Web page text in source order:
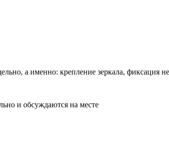
а именно: крепление зеркала, фиксация
и обсуждаются на месте